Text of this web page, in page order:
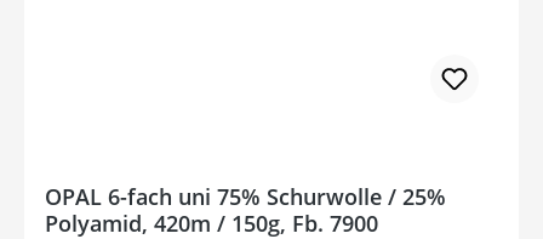
OPAL 6-fach uni 75% Schurwolle / 25%
Polyamid, 420m / 150g, Fb. 7900